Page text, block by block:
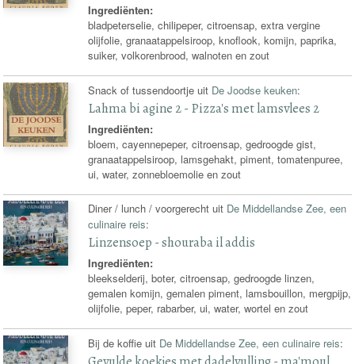
Ingrediënten:
bladpeterselie, chilipeper, citroensap, extra vergine
olijfolie, granaatappelsiroop, knoflook, komijn, paprika,
suiker, volkorenbrood, walnoten en zout
Snack of tussendoortje uit De Joodse keuken:
Lahma bi agine 2 - Pizza's met lamsvlees 2
Ingrediënten:
bloem, cayennepeper, citroensap, gedroogde gist,
granaatappelsiroop, lamsgehakt, piment, tomatenpuree,
ui, water, zonnebloemolie en zout
Diner / lunch / voorgerecht uit De Middellandse Zee, een
culinaire reis:
Linzensoep - shouraba il addis
Ingrediënten:
bleekselderij, boter, citroensap, gedroogde linzen,
gemalen komijn, gemalen piment, lamsbouillon, mergpijp,
olijfolie, peper, rabarber, ui, water, wortel en zout
Bij de koffie uit De Middellandse Zee, een culinaire reis: